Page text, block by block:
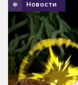
Новости